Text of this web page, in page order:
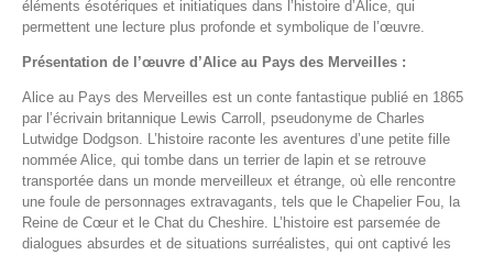
éléments ésotériques et initiatiques dans l’histoire d’Alice, qui
permettent une lecture plus profonde et symbolique de l’œuvre.
Présentation de l’œuvre d’Alice au Pays des Merveilles :
Alice au Pays des Merveilles est un conte fantastique publié en 1865
par l’écrivain britannique Lewis Carroll, pseudonyme de Charles
Lutwidge Dodgson. L’histoire raconte les aventures d’une petite fille
nommée Alice, qui tombe dans un terrier de lapin et se retrouve
transportée dans un monde merveilleux et étrange, où elle rencontre
une foule de personnages extravagants, tels que le Chapelier Fou, la
Reine de Cœur et le Chat du Cheshire. L’histoire est parsemée de
dialogues absurdes et de situations surréalistes, qui ont captivé les